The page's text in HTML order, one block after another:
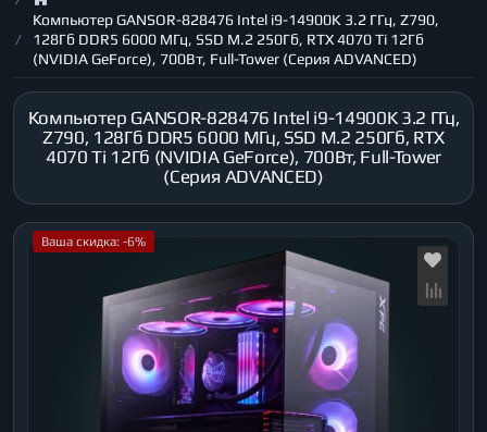
Компьютер GANSOR-828476 Intel i9-14900K 3.2 ГГц, Z790,
128Гб DDR5 6000 МГц, SSD M.2 250Гб, RTX 4070 Ti 12Гб
(NVIDIA GeForce), 700Вт, Full-Tower (Серия ADVANCED)
Компьютер GANSOR-828476 Intel i9-14900K 3.2 ГГц,
Z790, 128Гб DDR5 6000 МГц, SSD M.2 250Гб, RTX
4070 Ti 12Гб (NVIDIA GeForce), 700Вт, Full-Tower
(Серия ADVANCED)
Ваша скидка: -6%